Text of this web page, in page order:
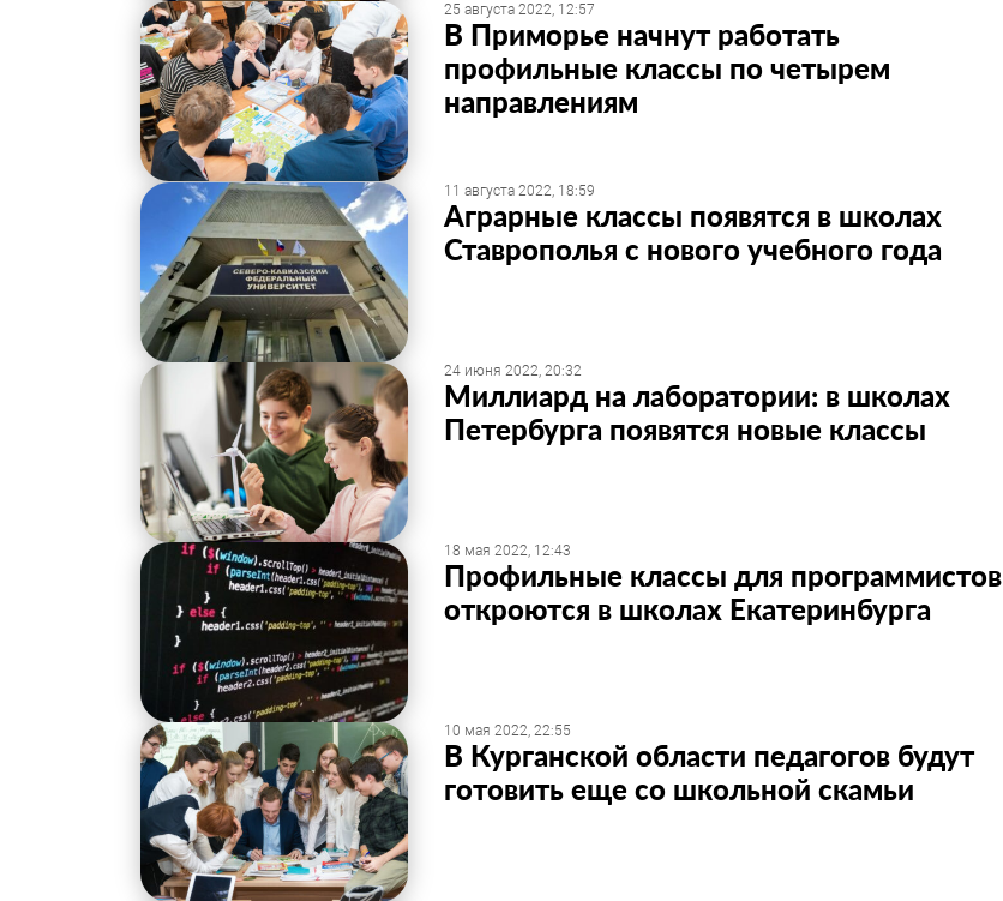
25 августа 2022, 12:57
В Приморье начнут работать
профильные классы по четырем
направлениям
11 августа 2022, 18:59
Аграрные классы появятся в школах
Ставрополья с нового учебного года
24 июня 2022, 20:32
Миллиард на лаборатории: в школах
Петербурга появятся новые классы
18 мая 2022, 12:43
Профильные классы для программистов
откроются в школах Екатеринбурга
10 мая 2022, 22:55
В Курганской области педагогов будут
готовить еще со школьной скамьи